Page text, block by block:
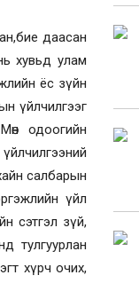
даасан
хувьд улам
ёс зүйн
үйлчилгээг
одоогийн
салбарын
үйл
сэтгэл зүй,
тулгуурлан
хүрч очих,